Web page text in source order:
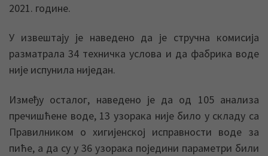
2021. године.
У извештају је наведено да је стручна комисија
разматрала 34 техничка услова и да фабрика воде
није испунила ниједан.
Између осталог, наведено је да од 105 анализа
пречишћене воде, 13 узорака није било у складу са
Правилником о хигијенској исправности воде за
пиће, а да су у 36 узорака поједини параметри били